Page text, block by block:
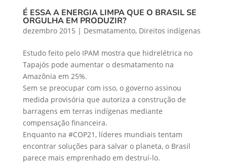
É ESSA A ENERGIA LIMPA QUE O BRASIL SE
ORGULHA EM PRODUZIR?
dezembro 2015 | Desmatamento, Direitos indígenas
Estudo feito pelo IPAM mostra que hidrelétrica no
Tapajós pode aumentar o desmatamento na
Amazônia em 25%.
Sem se preocupar com isso, o governo assinou
medida provisória que autoriza a construção de
barragens em terras indígenas mediante
compensação financeira.
Enquanto na #COP21, líderes mundiais tentam
encontrar soluções para salvar o planeta, o Brasil
parece mais emprenhado em destruí-lo.